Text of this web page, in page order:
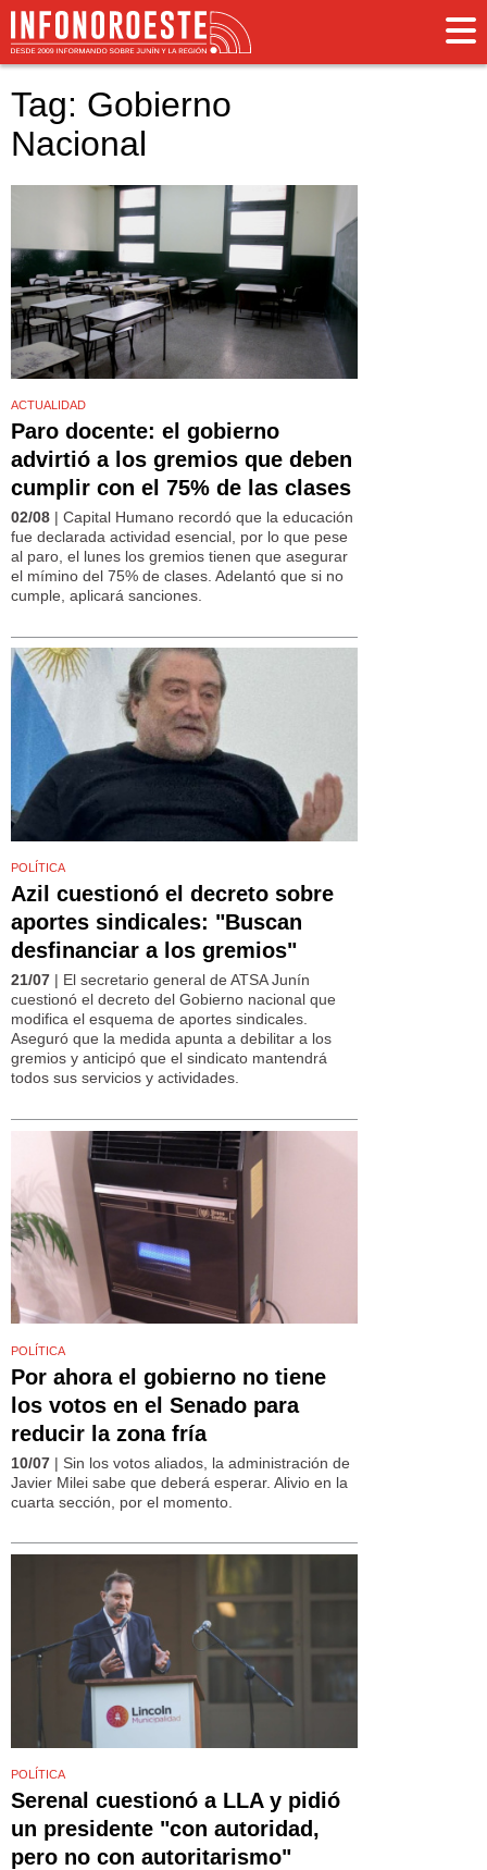
Tag: Gobierno
Nacional
ACTUALIDAD
Paro docente: el gobierno
advirtió a los gremios que deben
cumplir con el 75% de las clases
02/08 | Capital Humano recordó que la educación
fue declarada actividad esencial, por lo que pese
al paro, el lunes los gremios tienen que asegurar
el mímino del 75% de clases. Adelantó que si no
cumple, aplicará sanciones.
POLÍTICA
Azil cuestionó el decreto sobre
aportes sindicales: "Buscan
desfinanciar a los gremios"
21/07 | El secretario general de ATSA Junín
cuestionó el decreto del Gobierno nacional que
modifica el esquema de aportes sindicales.
Aseguró que la medida apunta a debilitar a los
gremios y anticipó que el sindicato mantendrá
todos sus servicios y actividades.
POLÍTICA
Por ahora el gobierno no tiene
los votos en el Senado para
reducir la zona fría
10/07 | Sin los votos aliados, la administración de
Javier Milei sabe que deberá esperar. Alivio en la
cuarta sección, por el momento.
POLÍTICA
Serenal cuestionó a LLA y pidió
un presidente "con autoridad,
pero no con autoritarismo"